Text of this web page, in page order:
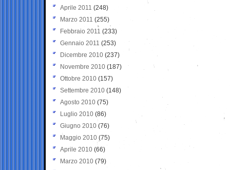
Aprile 2011 (248)
Marzo 2011 (255)
Febbraio 2011 (233)
Gennaio 2011 (253)
Dicembre 2010 (237)
Novembre 2010 (187)
Ottobre 2010 (157)
Settembre 2010 (148)
Agosto 2010 (75)
Luglio 2010 (86)
Giugno 2010 (76)
Maggio 2010 (75)
Aprile 2010 (66)
Marzo 2010 (79)